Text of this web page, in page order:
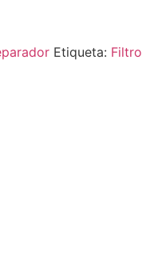
Etiqueta: Filtro